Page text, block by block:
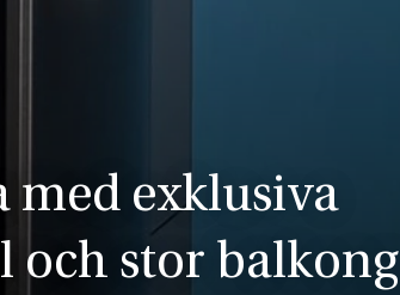
med exklusiva
och stor balkong